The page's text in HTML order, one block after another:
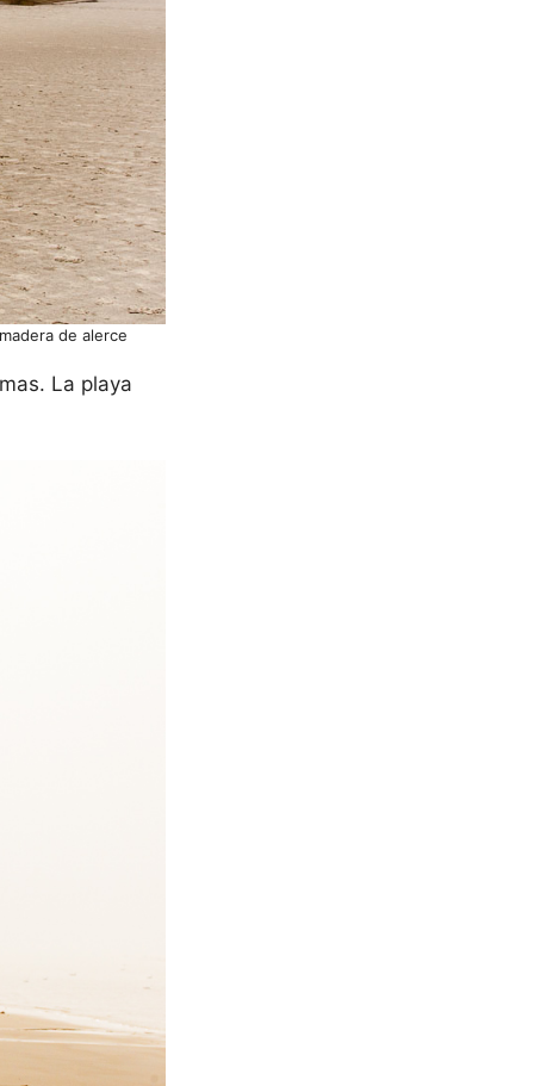
de alerce
La playa